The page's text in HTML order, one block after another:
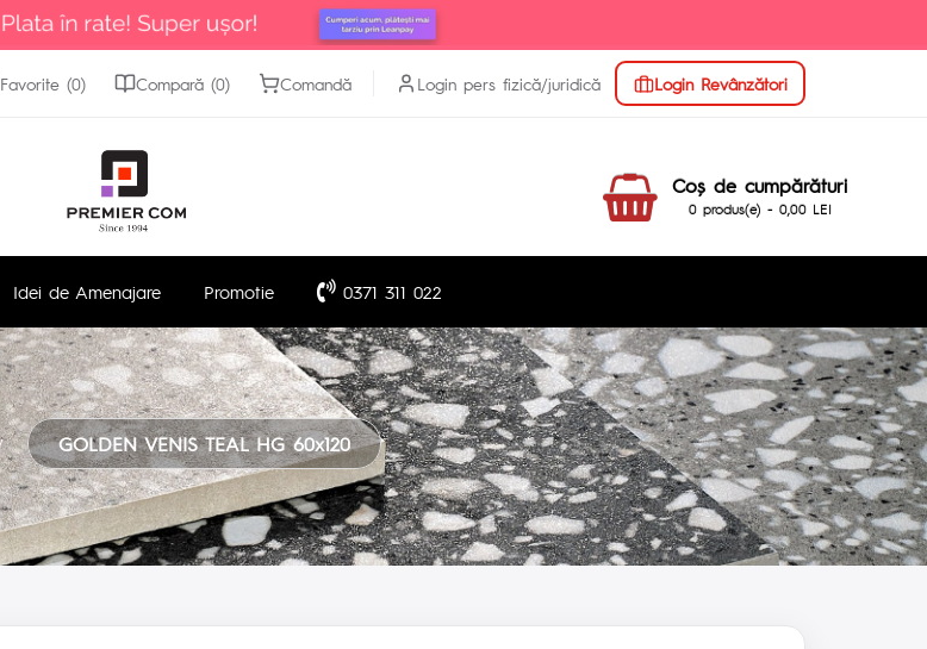
Login Revânzători
Login pers fizică/juridică
Favorite (0) Compară (0) Comandă
Coş de cumpărături
0 produs(e) - 0,00 LEI
Idei de Amenajare Promotie 0371 311 022
GOLDEN VENIS TEAL HG 60x120